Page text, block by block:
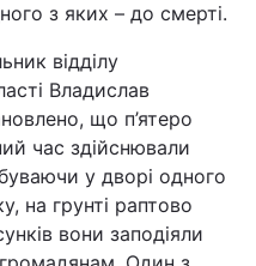
з яких – до смерті.
відділу
Владислав
що п’ятеро
час здійснювали
у дворі одного
на грунті раптово
вони заподіяли